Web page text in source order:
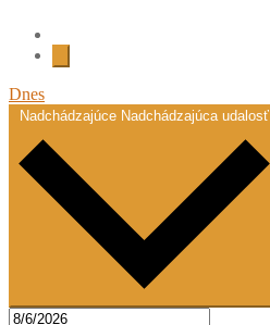
Dnes
Nadchádzajúce Nadchádzajúca udalosť